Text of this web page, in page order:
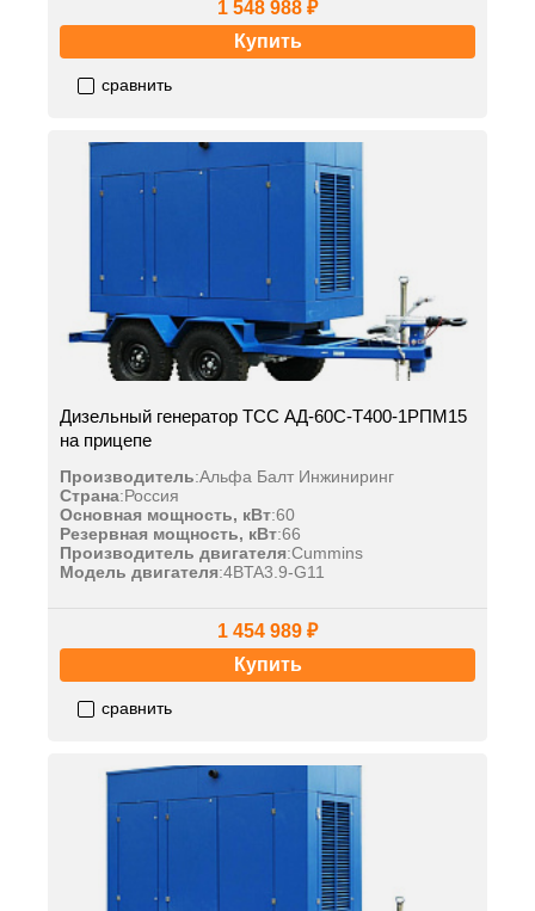
1 548 988 ₽
Купить
сравнить
Дизельный генератор ТСС АД-60С-Т400-1РПМ15
на прицепе
Производитель:Альфа Балт Инжиниринг
Страна:Россия
Основная мощность, кВт:60
Резервная мощность, кВт:66
Производитель двигателя:Cummins
Модель двигателя:4BTA3.9-G11
1 454 989 ₽
Купить
сравнить